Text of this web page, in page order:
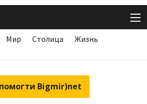
Мир Столица
Жизнь
Bigmir)net